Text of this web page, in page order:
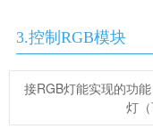
3.控制RGB模块
接RGB灯能实现的功
灯